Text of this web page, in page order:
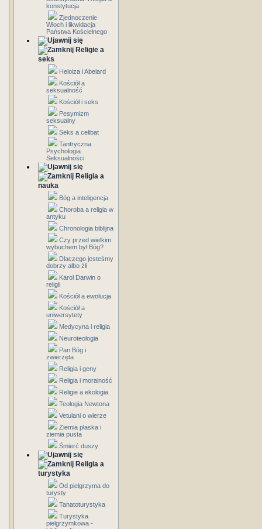
konstytucja
Zjednoczenie
Włoch i likwidacja
Państwa Kościelnego
Religie a
seks
Heloiza i Abelard
Kościół a
seksualność
Kościół i seks
Pesymizm
seksualny
Seks a celibat
Tantryczna
Psychologia
Seksualności
Religia a
nauka
Bóg a inteligencja
Choroba a religia w
antyku
Chronologia biblijna
Czy przed wielkim
wybuchem był Bóg?
Dlaczego jesteśmy
dobrzy albo źli
Karol Darwin o
religii
Kościół a ewolucja
Kościół a
uniwersytety
Medycyna i religia
Neuroteologia
Pan Bóg i
zwierzęta
Religia i geny
Religia i moralność
Religie a ekologia
Teologia Newtona
Vetulani o wierze
Ziemia płaska i
ziemia pusta
Śmierć duszy
Religia a
turystyka
Od pielgrzyma do
turysty
Tanatoturystyka
Turystyka
pielgrzymkowa -